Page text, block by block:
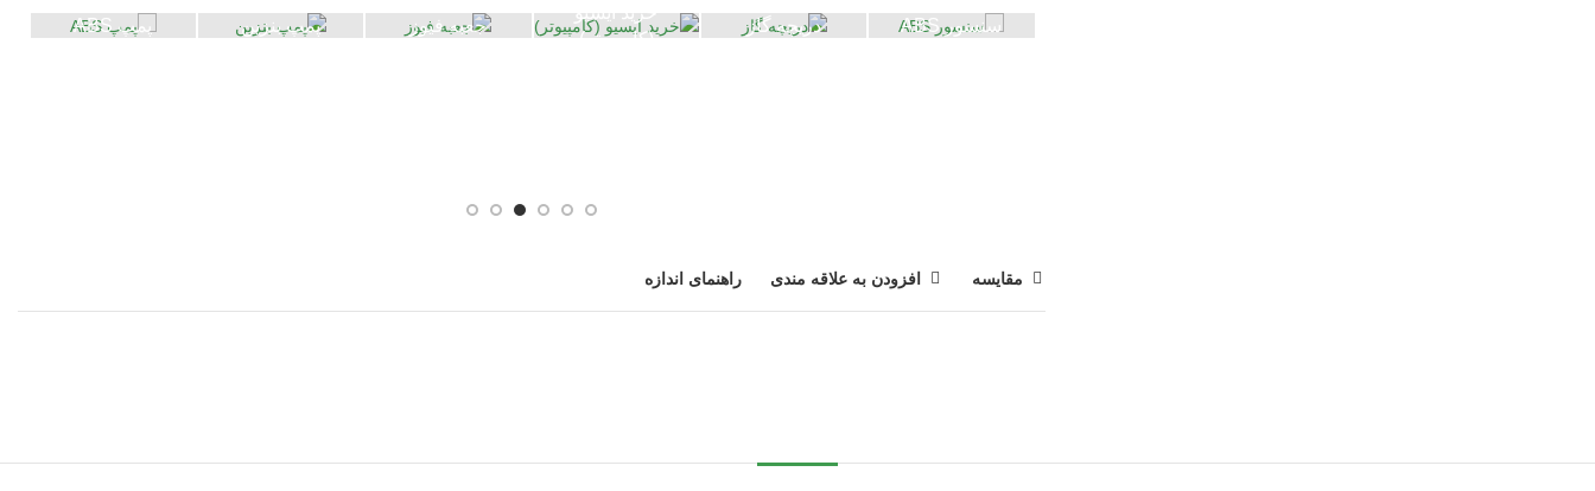
سنسور ABS دریچه گاز
خرید ایسیو
(کامپیوتر)
جعبه فیوز پمپ بنزین پمپ ABS
مقایسه افزودن به علاقه مندی راهنمای اندازه